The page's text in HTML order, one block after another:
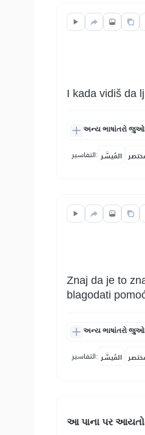
I kada vidiš da
અન્ય ભાષાંતરો જુઓ
التفاسير: المُيسَّر
Znaj da je to
blagodati
અન્ય ભાષાંતરો જુઓ
التفاسير: المُيسَّر
આ પાના પર